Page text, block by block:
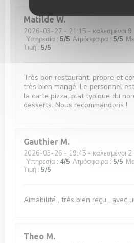
Matilde W
2026-03-27 - 21:15 - καλεσμένοι 9
Υπηρεσία : 5/5 Ατμόσφαιρα : 5/5
Τιμή : 5/5
Très bon restaurant, propre et
très bien mangé. Le personnel
la carte pizza, plat typique du
desserts. Nous recommandons !
Gauthier M
2026-03-26 - 19:45 - καλεσμένοι 2
Υπηρεσία : 4/5 Ατμόσφαιρα : 5/5
Τιμή : 5/5
Aimabilité , très bien reçu , avec
Theo M